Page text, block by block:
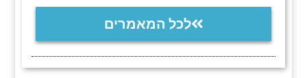
לכל המאמרים